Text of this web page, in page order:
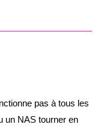
pas à tous les
un NAS tourner en